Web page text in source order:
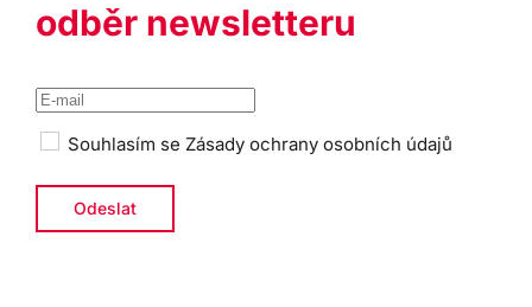
odběr newsletteru
Souhlasím se Zásady ochrany osobních údajů